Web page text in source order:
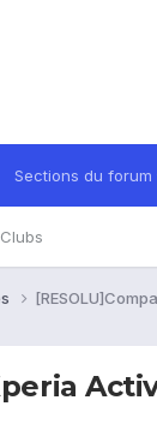
Sections du forum
Clubs